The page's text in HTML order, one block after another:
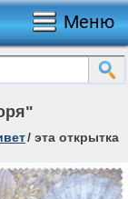
Меню
/ эта открытка